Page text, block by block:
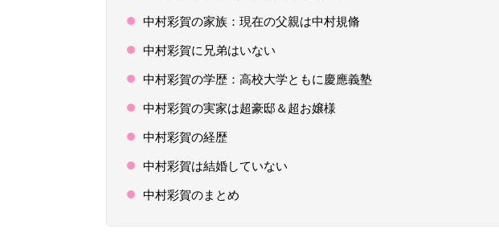
中村彩賀の家族：現在の父親は中村規脩
中村彩賀に兄弟はいない
中村彩賀の学歴：高校大学ともに慶應義塾
中村彩賀の実家は超豪邸＆超お嬢様
中村彩賀の経歴
中村彩賀は結婚していない
中村彩賀のまとめ